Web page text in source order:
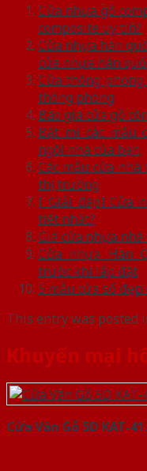
Cửa nhựa gỗ
composite uy tín?
Cửa nhựa hàn
cửa nhựa hàn
Cửa thông
thông phòng
Báo giá cửa gỗ
Bật mí các mẫu
ngôi nhà của bạn
Các mẫu cửa
thị trường
[ Giải đáp] Cửa
tiết nhất?
Giá cửa nhựa
Cửa nhựa Hàn
trước khi lắp đặt
5 mẫu cửa sổ
This entry was posted
Khuyến mại
Cửa Vân Gỗ 5D KAT-